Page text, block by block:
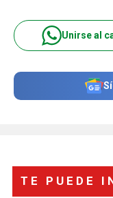
Unirse al
TE PUEDE